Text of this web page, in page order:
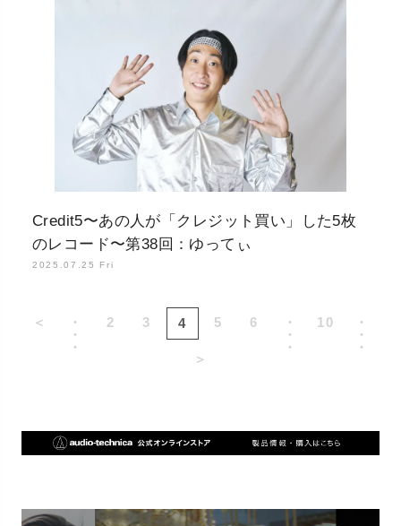
Credit5〜あの人が「クレジット買い」した5枚
のレコード〜第38回：ゆってぃ
2025.07.25 Fri
＜
・
・
・
2 3 4 5 6
・
・
・
10
・
・
・
＞